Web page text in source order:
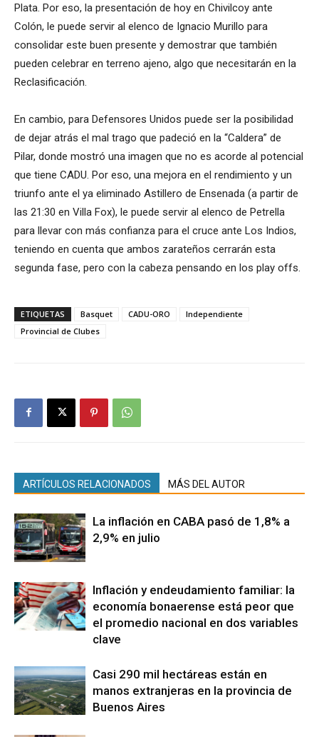
Plata. Por eso, la presentación de hoy en Chivilcoy ante
Colón, le puede servir al elenco de Ignacio Murillo para
consolidar este buen presente y demostrar que también
pueden celebrar en terreno ajeno, algo que necesitarán en la
Reclasificación.
En cambio, para Defensores Unidos puede ser la posibilidad
de dejar atrás el mal trago que padeció en la “Caldera” de
Pilar, donde mostró una imagen que no es acorde al potencial
que tiene CADU. Por eso, una mejora en el rendimiento y un
triunfo ante el ya eliminado Astillero de Ensenada (a partir de
las 21:30 en Villa Fox), le puede servir al elenco de Petrella
para llevar con más confianza para el cruce ante Los Indios,
teniendo en cuenta que ambos zarateños cerrarán esta
segunda fase, pero con la cabeza pensando en los play offs.
ETIQUETAS Basquet CADU-ORO
Independiente
Provincial de Clubes
ARTÍCULOS RELACIONADOS MÁS DEL AUTOR
La inflación en CABA pasó de 1,8% a
2,9% en julio
Inflación y endeudamiento familiar: la
economía bonaerense está peor que
el promedio nacional en dos variables
clave
Casi 290 mil hectáreas están en
manos extranjeras en la provincia de
Buenos Aires